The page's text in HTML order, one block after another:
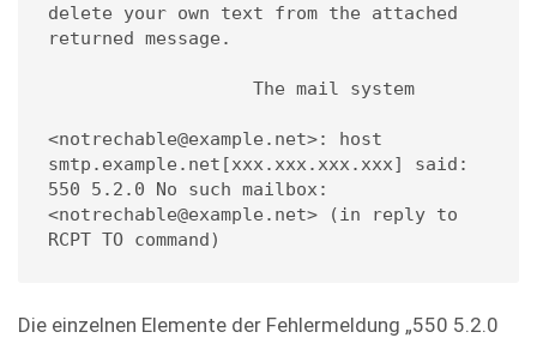
delete your own text from the attached
returned message.
<notrechable@example.net>: host
smtp.example.net[xxx.xxx.xxx.xxx] said:
550 5.2.0 No such mailbox:
<notrechable@example.net> (in reply to
RCPT TO command)
Die einzelnen Elemente der Fehlermeldung „550 5.2.0